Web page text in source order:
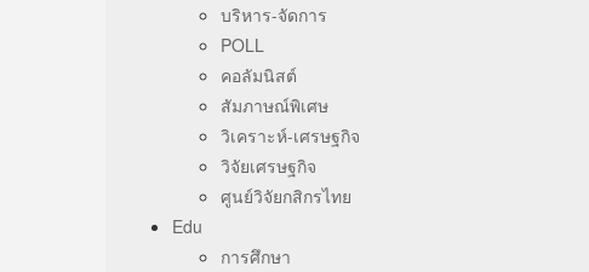
บริหาร-จัดการ
POLL
คอลัมนิสต์
สัมภาษณ์พิเศษ
วิเคราะห์-เศรษฐกิจ
วิจัยเศรษฐกิจ
ศูนย์วิจัยกสิกรไทย
Edu
การศึกษา